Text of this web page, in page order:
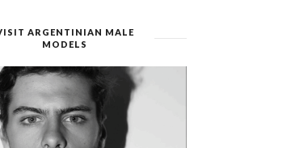
ARGENTINIAN MALE
MODELS